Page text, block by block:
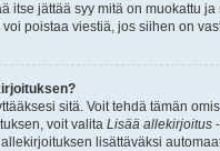
itse jättää syy mitä on muokattu
poistaa viestiä, jos siihen on
sitä. Voit tehdä tämän
voit valita Lisää allekirjoitus
lisättäväksi